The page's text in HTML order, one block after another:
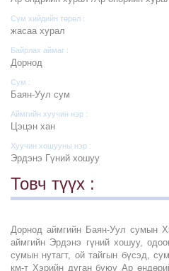
Сүм хийдийн төрөл :
жасаа хурал
Байрлах аймаг :
Дорнод
Сум :
Баян-Уул сум
Аймгийн хуучин нэр :
Цэцэн хан
Хуучин хошууны нэр :
Эрдэнэ Гүний хошуу
Товч түүх :
Дорнод аймгийн Баян-Уул сумын
аймгийн Эрдэнэ гүний хошуу,
сумын нутагт, ой тайгын бүсэд,
км-т Хэрийн дуган буюу Ар